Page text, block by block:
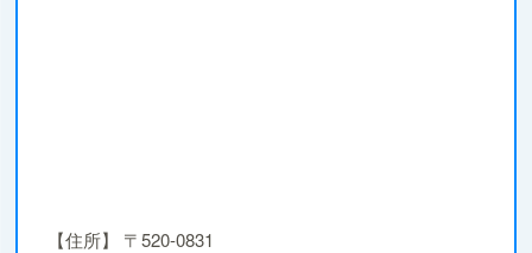
【住所】
〒520-0831